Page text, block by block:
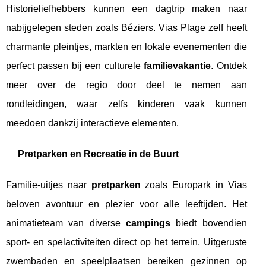
Historieliefhebbers kunnen een dagtrip maken naar
nabijgelegen steden zoals Béziers. Vias Plage zelf heeft
charmante pleintjes, markten en lokale evenementen die
perfect passen bij een culturelefamilievakantie. Ontdek
meer over de regio door deel te nemen aan
rondleidingen, waar zelfs kinderen vaak kunnen
meedoen dankzij interactieve elementen.
Pretparken en Recreatie in de Buurt
Familie-uitjes naar pretparken zoals Europark in Vias
beloven avontuur en plezier voor alle leeftijden. Het
animatieteam van diverse campingsbiedt bovendien
sport- en spelactiviteiten direct op het terrein. Uitgeruste
zwembaden en speelplaatsen bereiken gezinnen op